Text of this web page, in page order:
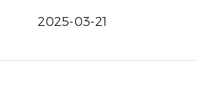
2025-03-21